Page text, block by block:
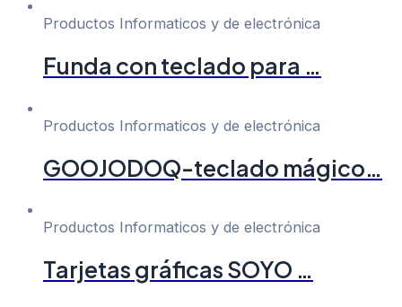
Productos Informaticos y de electrónica
Funda con teclado para …
Productos Informaticos y de electrónica
GOOJODOQ-teclado mágico…
Productos Informaticos y de electrónica
Tarjetas gráficas SOYO …